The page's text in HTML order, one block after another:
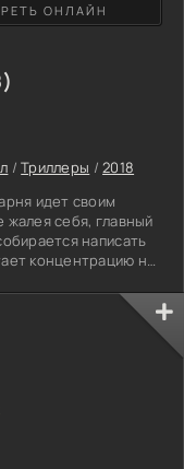
/Триллеры /2018
идет своим
себя, главный
написать
концентрацию на
ему глаза. Проходя
трудности, пианист
с
ОНЛАЙН